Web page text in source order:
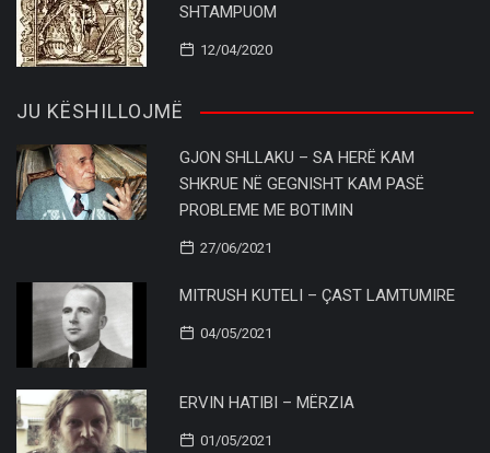
SHTAMPUOM
12/04/2020
JU KËSHILLOJMË
GJON SHLLAKU – SA HERË KAM
SHKRUE NË GEGNISHT KAM PASË
PROBLEME ME BOTIMIN
27/06/2021
MITRUSH KUTELI – ÇAST LAMTUMIRE
04/05/2021
ERVIN HATIBI – MËRZIA
01/05/2021